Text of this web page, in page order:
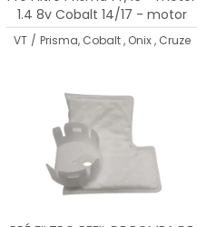
1.4 8v Cobalt 14/17 - motor
1.4/1.8 8v Onix 14/16 - motor
1.4 8v Cruze 12/16 - motor 1.8
VT / Prisma, Cobalt , Onix , Cruze